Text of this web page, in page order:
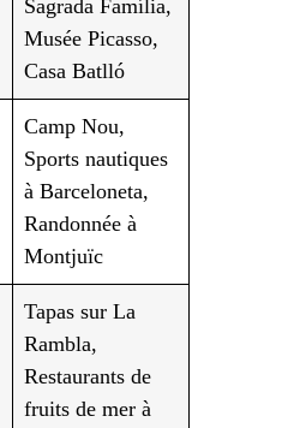
Sagrada Família,
Musée Picasso,
Casa Batlló
Camp Nou,
Sports nautiques
à Barceloneta,
Randonnée à
Montjuïc
Tapas sur La
Rambla,
Restaurants de
fruits de mer à